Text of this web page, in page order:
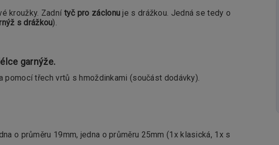
kroužky. Zadní tyč pro záclonu je s drážkou. Jedná se tedy o
s drážkou).
garnýže.
třech vrtů s hmoždinkami (součást dodávky).
o průměru 19mm, jedna o průměru 25mm (1x klasická, 1x s